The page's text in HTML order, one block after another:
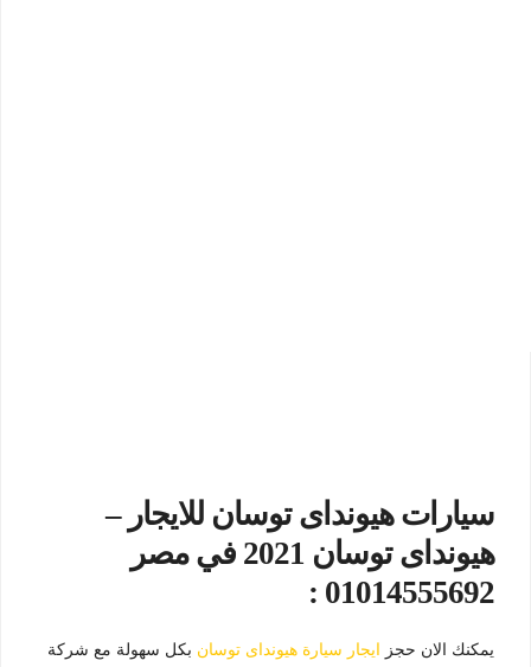
سيارات هيونداى توسان للايجار –
هيونداى توسان 2021 في مصر
01014555692 :
يمكنك الان حجز ايجار سيارة هيونداى توسان بكل سهولة مع شركة